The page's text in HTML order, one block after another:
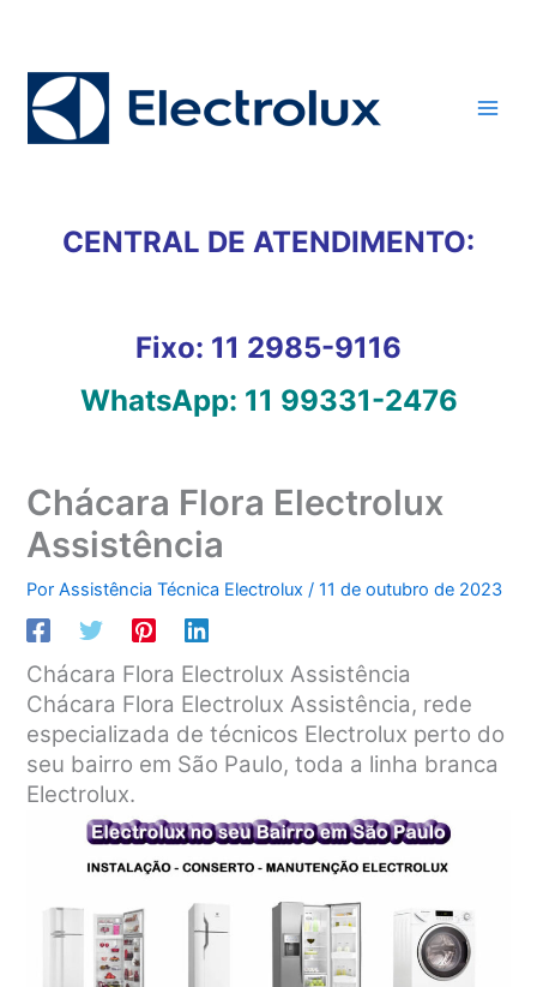
conteúdo
CENTRAL DE ATENDIMENTO:
Fixo: 11 2985-9116
WhatsApp: 11 99331-2476
Chácara Flora Electrolux
Assistência
PorAssistência Técnica Electrolux/11 de outubro de 2023
Chácara Flora Electrolux Assistência
Chácara Flora Electrolux Assistência, rede
especializada de técnicos Electrolux perto do
seu bairro em São Paulo, toda a linha branca
Electrolux.